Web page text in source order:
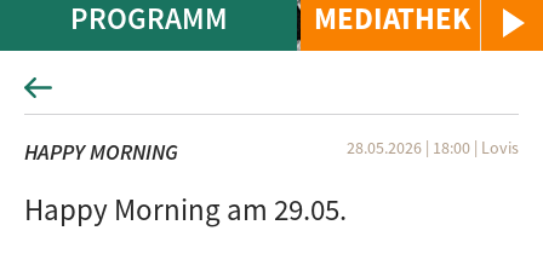
MEDIATHEK
PROGRAMM
HAPPY MORNING 28.05.2026 | 18:00 | Lovis
Happy Morning am 29.05.